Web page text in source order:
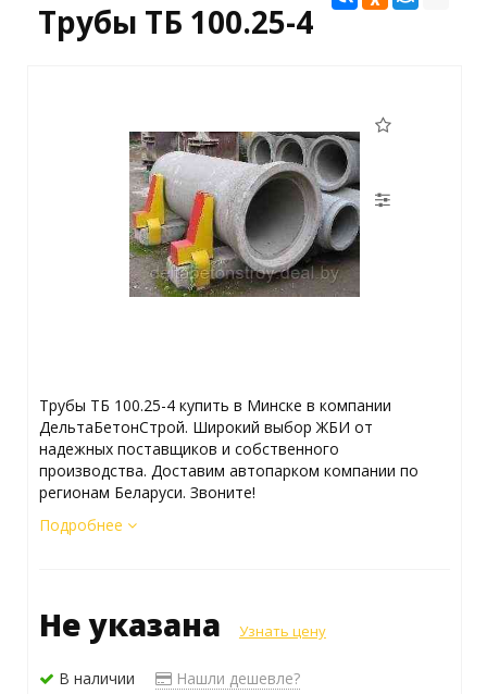
Трубы ТБ 100.25-4
Трубы ТБ 100.25-4 купить в Минске в компании
ДельтаБетонСтрой. Широкий выбор ЖБИ от
надежных поставщиков и собственного
производства. Доставим автопарком компании по
регионам Беларуси. Звоните!
Подробнее
Не указана Узнать цену
В наличии Нашли дешевле?